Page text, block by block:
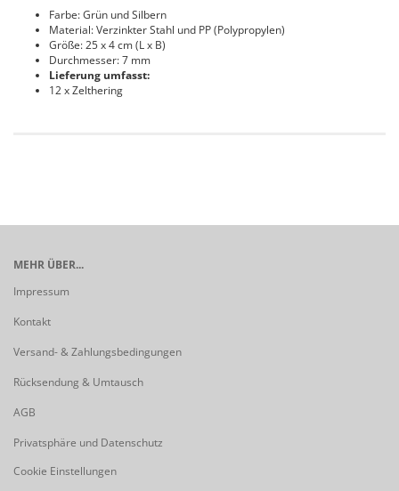
Farbe: Grün und Silbern
Material: Verzinkter Stahl und PP (Polypropylen)
Größe: 25 x 4 cm (L x B)
Durchmesser: 7 mm
Lieferung umfasst:
12 x Zelthering
MEHR ÜBER...
Impressum
Kontakt
Versand- & Zahlungsbedingungen
Rücksendung & Umtausch
AGB
Privatsphäre und Datenschutz
Cookie Einstellungen